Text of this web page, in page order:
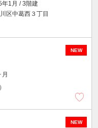
1月 / 3階建
区中葛西３丁目
NEW
月
）
NEW